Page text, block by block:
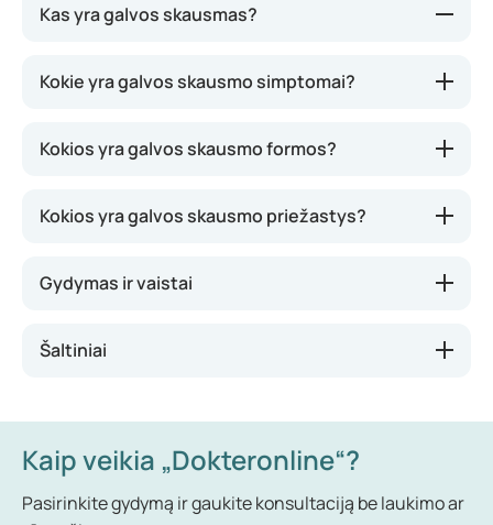
Kas yra galvos skausmas?
paprastai nėra rimtas ir daugeliu atvejų nerodo
abiejose galvos pusėse, tam tikroje vietoje,
kiekvienam žmogui skiriasi ir gali kisti kiekvieną
dieną. Priklausomai nuo galvos skausmo tipo, gali
patarimai ar vaistai.
Kokie yra galvos skausmo simptomai?
Kokios yra galvos skausmo formos?
Kokios yra galvos skausmo priežastys?
Gydymas ir vaistai
Šaltiniai
Kaip veikia „Dokteronline“?
Pasirinkite gydymą ir gaukite konsultaciją be laukimo ar